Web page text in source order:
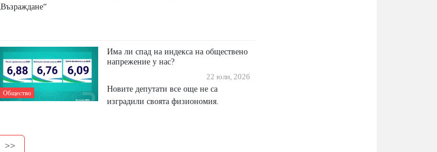
„Възраждане“
Общество
Има ли спад на индекса на обществено
напрежение у нас?
22 юли, 2026
Новите депутати все още не са
изградили своята физиономия.
>>